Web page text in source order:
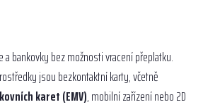
a bankovky bez možnosti vracení přeplatku.
jsou bezkontaktní karty, včetně
karet (EMV), mobilní zařízení nebo 2D